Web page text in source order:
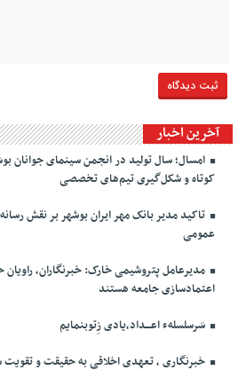
آخرین اخبار
امسال؛ سال تولید در انجمن سینمای جوانان
کوتاه و شکل‌گیری تیم‌های تخصصی
تاکید مدیر بانک مهر ایران بوشهر بر نقش
عمومی
مدیرعامل پتروشیمی خارک: خبرنگاران،
اعتمادسازی جامعه هستند
سَرسلسلهء اعـــداد،یادی زِتوبنمایم
خبرنگاری ، تعهدی اخلاقی به حقیقت و